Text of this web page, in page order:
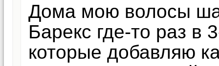
Дома мою волосы
Барекс где-то раз в
которые добавляю